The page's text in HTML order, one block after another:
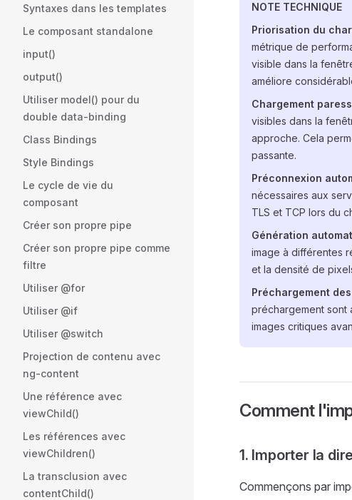
Syntaxes dans les templates
Le composant standalone
input()
output()
Utiliser model() pour du
double data-binding
Class Bindings
Style Bindings
Le cycle de vie du
composant
Créer son propre pipe
Créer son propre pipe comme
filtre
Utiliser @for
Utiliser @if
Utiliser @switch
Projection de contenu avec
ng-content
Une référence avec
viewChild()
Les références avec
viewChildren()
La transclusion avec
contentChild()
NOTE TECHNIQUE
Priorisation du
métrique de
visible dans la
améliore
Chargement
visibles dans la
approche. Cela
passante.
Préconnexion
nécessaires aux
TLS et TCP lors du
Génération
image à différentes
et la densité de
Préchargement
préchargement sont
images critiques
Comment
1. Importer la
Commençons par